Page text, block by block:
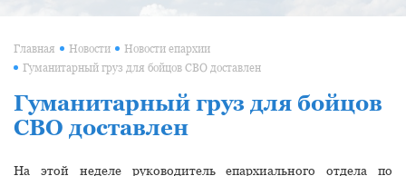
Главная Новости
Новости епархии
Гуманитарный груз для бойцов СВО доставлен
Гуманитарный груз для бойцов
СВО доставлен
На этой неделе руководитель епархиального отдела по